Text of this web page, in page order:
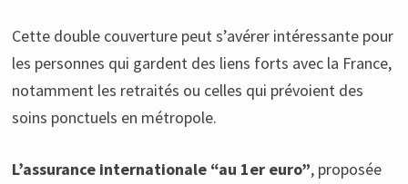
Cette double couverture peut s’avérer intéressante pour
les personnes qui gardent des liens forts avec la France,
notamment les retraités ou celles qui prévoient des
soins ponctuels en métropole.
L’assurance internationale “au 1er euro”, proposée